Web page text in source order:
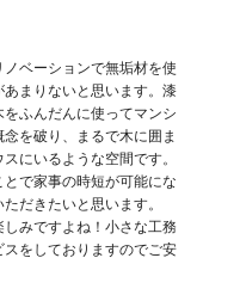
ノベーションで無垢材を使
あまりないと思います。漆
をふんだんに使ってマンシ
念を破り、まるで木に囲ま
にいるような空間です。
で家事の時短が可能にな
だきたいと思います。
みですよね！小さな工務
をしておりますのでご安